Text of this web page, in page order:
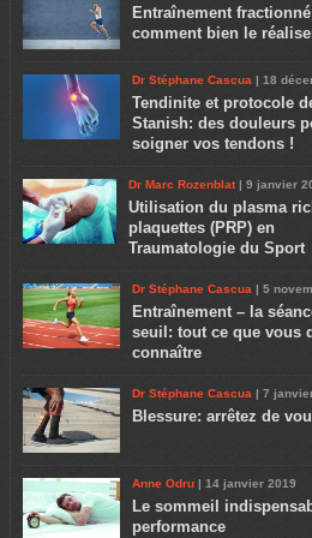
Entraînement
comment bien le
Dr Stéphane Cascua | 18
Tendinite et protocole
Stanish: des douleurs
soigner vos tendons !
Dr Marc Rozenblat| 9 janvier
Utilisation du plasma
plaquettes (PRP) en
Traumatologie du Sport
Dr Stéphane Cascua | 5
Entraînement – la
seuil: tout ce que vous
connaître
Dr Stéphane Cascua | 7
Blessure: arrêtez de
Anne Odru | 14 janvier 2019
Le sommeil
performance